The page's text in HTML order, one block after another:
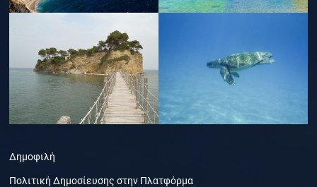
Δημοφιλή
Πολιτική Δημοσίευσης στην Πλατφόρμα